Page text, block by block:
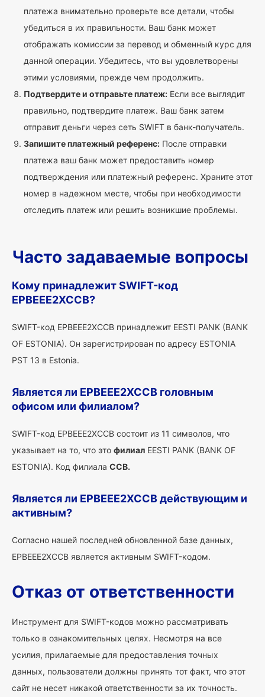
платежа внимательно проверьте все детали, чтобы
убедиться в их правильности. Ваш банк может
отображать комиссии за перевод и обменный курс для
данной операции. Убедитесь, что вы удовлетворены
этими условиями, прежде чем продолжить.
Подтвердите и отправьте платеж: Если все выглядит
правильно, подтвердите платеж. Ваш банк затем
отправит деньги через сеть SWIFT в банк-получатель.
Запишите платежный референс: После отправки
платежа ваш банк может предоставить номер
подтверждения или платежный референс. Храните этот
номер в надежном месте, чтобы при необходимости
отследить платеж или решить возникшие проблемы.
Часто задаваемые вопросы
Кому принадлежит SWIFT-код
EPBEEE2XCCB?
SWIFT-код EPBEEE2XCCB принадлежит EESTI PANK (BANK
OF ESTONIA). Он зарегистрирован по адресу ESTONIA
PST 13 в Estonia.
Является ли EPBEEE2XCCB головным
офисом или филиалом?
SWIFT-код EPBEEE2XCCB состоит из 11 символов, что
указывает на то, что это филиал EESTI PANK (BANK OF
ESTONIA). Код филиала CCB.
Является ли EPBEEE2XCCB действующим и
активным?
Согласно нашей последней обновленной базе данных,
EPBEEE2XCCB является активным SWIFT-кодом.
Отказ от ответственности
Инструмент для SWIFT-кодов можно рассматривать
только в ознакомительных целях. Несмотря на все
усилия, прилагаемые для предоставления точных
данных, пользователи должны принять тот факт, что этот
сайт не несет никакой ответственности за их точность.